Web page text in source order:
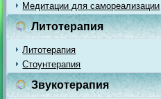
Медитации для самореализации
Литотерапия
Литотерапия
Стоунтерапия
Звукотерапия